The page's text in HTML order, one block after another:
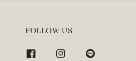
FOLLOW US